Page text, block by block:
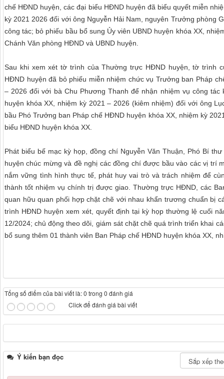
chế HĐND huyện, các đại biểu HĐND huyện đã biểu quyết miễn
kỳ 2021 2026 đối với ông Nguyễn Hải Nam, nguyên Trưởng phòng
công tác; bỏ phiếu bầu bổ sung Ủy viên UBND huyện khóa XX,
Chánh Văn phòng HĐND và UBND huyện.
Sau khi xem xét tờ trình của Thường trực HĐND huyện, tờ trình
HĐND huyện đã bỏ phiếu miễn nhiệm chức vụ Trưởng ban Pháp
– 2026 đối với bà Chu Phương Thanh để nhận nhiệm vụ công
huyện khóa XX, nhiệm kỳ 2021 – 2026 (kiêm nhiệm) đối với ông
bầu Phó Trưởng ban Pháp chế HĐND huyện khóa XX, nhiệm kỳ
biểu HĐND huyện khóa XX.
Phát biểu bế mạc kỳ họp, đồng chí Nguyễn Văn Thuận, Phó Bí
huyện chúc mừng và đề nghị các đồng chí được bầu vào các vị trí
nắm vững tình hình thực tế, phát huy vai trò và trách nhiệm để
thành tốt nhiệm vụ chính trị được giao. Thường trực HĐND, các
quan hữu quan phối hợp chặt chẽ với nhau khẩn trương chuẩn bị
trình HĐND huyện xem xét, quyết định tại kỳ họp thường lệ cuối
12/2024; chủ động theo dõi, giám sát chặt chẽ quá trình triển khai
bổ sung thêm 01 thành viên Ban Pháp chế HĐND huyện khóa XX,
Tổng số điểm của bài viết là: 0 trong 0 đánh giá
Click để đánh giá bài viết
Ý kiến bạn đọc